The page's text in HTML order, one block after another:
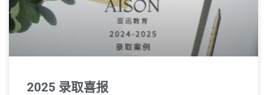
2025 录取喜报